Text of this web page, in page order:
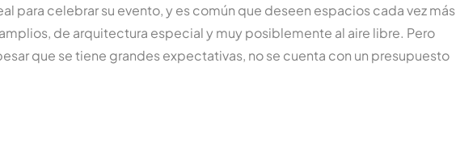
para celebrar su evento, y es común que deseen espacios cada vez más
de arquitectura especial y muy posiblemente al aire libre. Pero
que se tiene grandes expectativas, no se cuenta con un presupuesto